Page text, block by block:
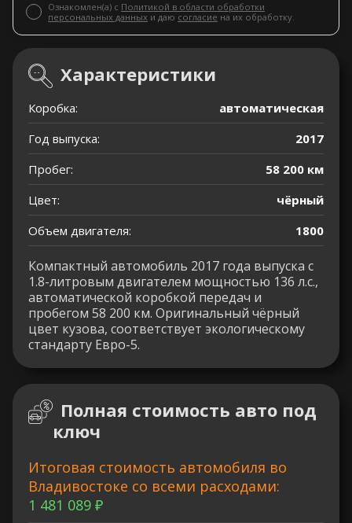
Ознакомлен(а) с Политикой в области обработки
персональных данных и даю согласие на их обработку.
Характеристики
Коробка:
автоматическая
Год выпуска:
2017
Пробег:
58 200 км
Цвет:
чёрный
Объем двигателя:
1800
Компактный автомобиль 2017 года выпуска с
1.8-литровым двигателем мощностью 136 л.с.,
автоматической коробкой передач и
пробегом 58 200 км. Оригинальный чёрный
цвет кузова, соответствует экологическому
стандарту Евро-5.
Полная стоимость авто под
ключ
Итоговая стоимость автомобиля во
Владивостоке со всеми расходами:
1 481 089 ₽